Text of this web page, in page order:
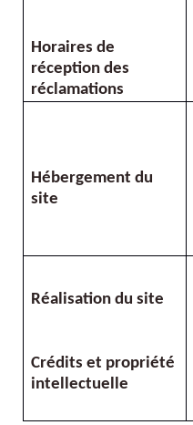
Horaires de
réception des
réclamations
Hébergement du
site
Réalisation du site
Crédits et propriété
intellectuelle